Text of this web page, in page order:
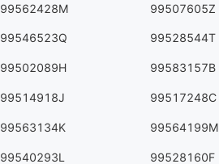
99562428M 99507605Z
99546523Q 99528544T
99502089H 99583157B
99514918J 99517248C
99563134K 99564199M
99540293L 99528160F